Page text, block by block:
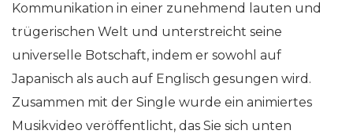
Kommunikation in einer zunehmend lauten und
trügerischen Welt und unterstreicht seine
universelle Botschaft, indem er sowohl auf
Japanisch als auch auf Englisch gesungen wird.
Zusammen mit der Single wurde ein animiertes
Musikvideo veröffentlicht, das Sie sich unten